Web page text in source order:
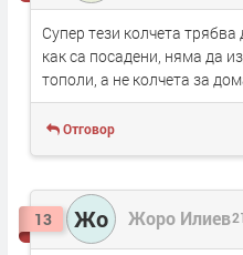
Супер тези колчета
как са посадени, няма да
тополи, а не колчета за
Отговор
13 Жо Жоро Илиев